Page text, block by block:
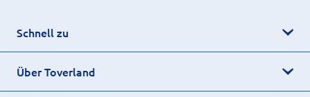
Schnell zu
Über Toverland